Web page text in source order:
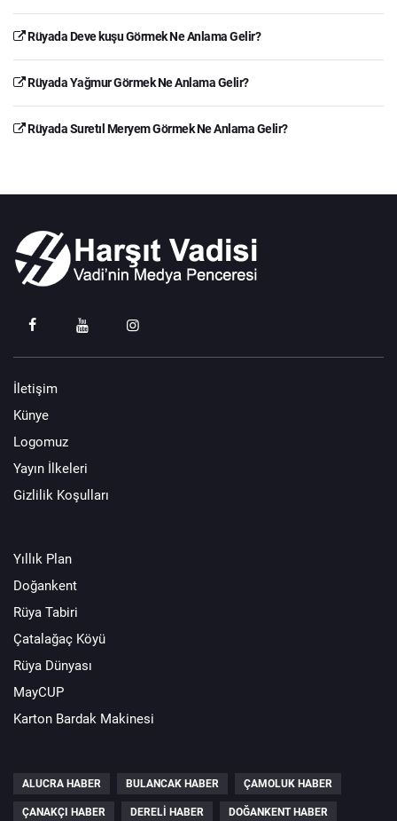
Rüyada Deve kuşu Görmek Ne Anlama Gelir?
Rüyada Yağmur Görmek Ne Anlama Gelir?
Rüyada Suretıl Meryem Görmek Ne Anlama Gelir?
İletişim
Künye
Logomuz
Yayın İlkeleri
Gizlilik Koşulları
Yıllık Plan
Doğankent
Rüya Tabiri
Çatalağaç Köyü
Rüya Dünyası
MayCUP
Karton Bardak Makinesi
ALUCRA HABER BULANCAK HABER ÇAMOLUK HABER
ÇANAKÇI HABER DERELI HABER DOĞANKENT HABER